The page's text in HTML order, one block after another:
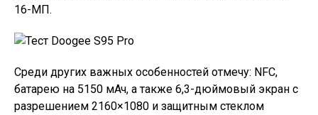
16-МП.
Среди других важных особенностей отмечу: NFC,
батарею на 5150 мАч, а также 6,3-дюймовый экран с
разрешением 2160×1080 и защитным стеклом